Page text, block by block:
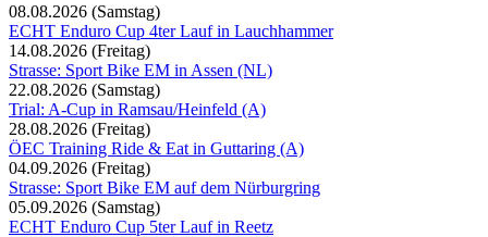
08.08.2026 (Samstag)
ECHT Enduro Cup 4ter Lauf in Lauchhammer
14.08.2026 (Freitag)
Strasse: Sport Bike EM in Assen (NL)
22.08.2026 (Samstag)
Trial: A-Cup in Ramsau/Heinfeld (A)
28.08.2026 (Freitag)
ÖEC Training Ride & Eat in Guttaring (A)
04.09.2026 (Freitag)
Strasse: Sport Bike EM auf dem Nürburgring
05.09.2026 (Samstag)
ECHT Enduro Cup 5ter Lauf in Reetz